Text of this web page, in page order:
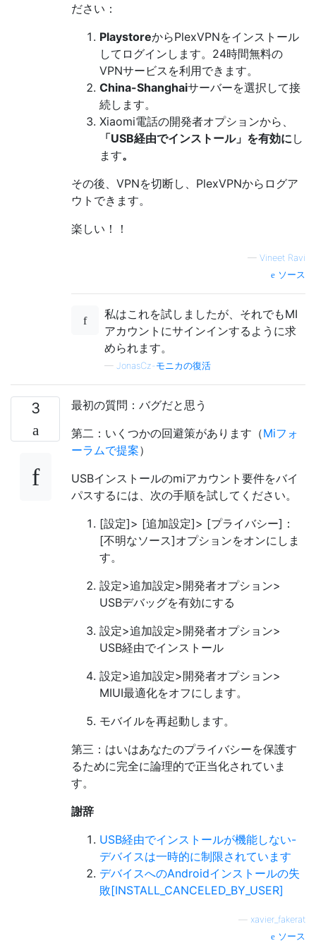
ださい：
PlaystoreからPlexVPNをインストール
してログインします。24時間無料の
VPNサービスを利用できます。
China-Shanghaiサーバーを選択して接
続します。
Xiaomi電話の開発者オプションから、
「USB経由でインストール」を有効に し
ます。
その後、VPNを切断し、PlexVPNからログア
ウトできます。
楽しい！！
— Vineet Ravi
ソース
私はこれを試しましたが、それでもMI
アカウントにサインインするように求
められます。
— JonasCz-モニカの復活
3
最初の質問：バグだと思う
第二：いくつかの回避策があります（Miフォ
ーラムで提案）
USBインストールのmiアカウント要件をバイ
パスするには、次の手順を試してください。
[設定]> [追加設定]> [プライバシー]：
[不明なソース]オプションをオンにしま
す。
設定>追加設定>開発者オプション>
USBデバッグを有効にする
設定>追加設定>開発者オプション>
USB経由でインストール
設定>追加設定>開発者オプション>
MIUI最適化をオフにします。
モバイルを再起動します。
第三：はいはあなたのプライバシーを保護す
るために完全に論理的で正当化されていま
す。
謝辞
USB経由でインストールが機能しない-
デバイスは一時的に制限されています
デバイスへのAndroidインストールの失
敗[INSTALL_CANCELED_BY_USER]
xavier_fakerat
ソース